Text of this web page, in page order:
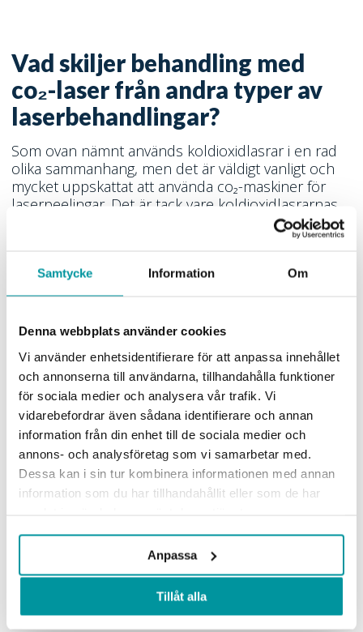
Samtycke Information Om
Denna webbplats använder cookies
Vi använder enhetsidentifierare för att anpassa innehållet
och annonserna till användarna, tillhandahålla funktioner
för sociala medier och analysera vår trafik. Vi
vidarebefordrar även sådana identifierare och annan
information från din enhet till de sociala medier och
annons- och analysföretag som vi samarbetar med.
Dessa kan i sin tur kombinera informationen med annan
information som du har tillhandahållit eller som de har
Tillåt alla
Anpassa
Vad skiljer behandling med
co₂-laser från andra typer av
laserbehandlingar?
Som ovan nämnt används koldioxidlasrar i en rad
olika sammanhang, men det är väldigt vanligt och
mycket uppskattat att använda co₂-maskiner för
laserpeelingar. Det är tack vare koldioxidlasrarnas
förmåga att stimulera kollagenproduktionen och ge
synliga resultat på kort tid. Effekten är också mycket
Något som är unikt för just våra co₂-modeller är att
CoolPeel är en patenterad teknik som låter en
behandla mörkare hudtyper utan risk för
pigmentering. Det är världens enda co₂-
laserbehandling som gör det möjligt att behandla
ablativt utan värmeuppbyggnad i huden eller
termisk skada.